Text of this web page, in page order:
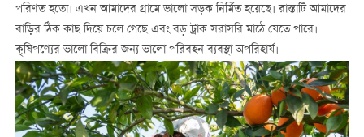
পরিণত হতো। এখন আমাদের গ্রামে ভালো সড়ক নির্মিত হয়েছে। রাস্তাটি আমাদের
বাড়ির ঠিক কাছ দিয়ে চলে গেছে এবং বড় ট্রাক সরাসরি মাঠে যেতে পারে।
কৃষিপণ্যের ভালো বিক্রির জন্য ভালো পরিবহন ব্যবস্থা অপরিহার্য।